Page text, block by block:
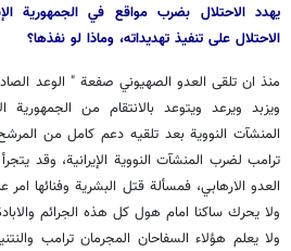
يهدد الاحتلال بضرب مواقع في الجمهورية
الاحتلال على تنفيذ تهديداته، وماذا لو نفذها؟
ويزبد ويرعد ويتوعد بالانتقام من الجمهورية
المنشآت النووية بعد تلقيه دعم كامل من
ترامب لضرب المنشآت النووية الإيرانية، وقد
العدو الارهابي، فمسألة قتل البشرية وفنائها
ولا يحرك ساكنا امام هول كل هذه الجرائم
ولا يعلم هؤلاء السفاحان المجرمان ترامب